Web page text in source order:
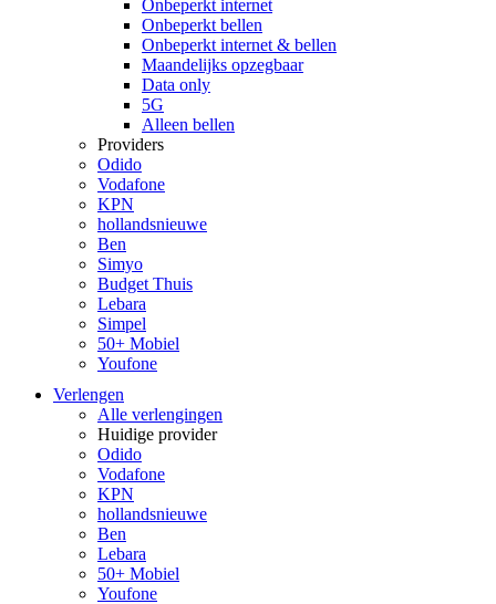
Onbeperkt internet
Onbeperkt bellen
Onbeperkt internet & bellen
Maandelijks opzegbaar
Data only
5G
Alleen bellen
Providers
Odido
Vodafone
KPN
hollandsnieuwe
Ben
Simyo
Budget Thuis
Lebara
Simpel
50+ Mobiel
Youfone
Verlengen
Alle verlengingen
Huidige provider
Odido
Vodafone
KPN
hollandsnieuwe
Ben
Lebara
50+ Mobiel
Youfone